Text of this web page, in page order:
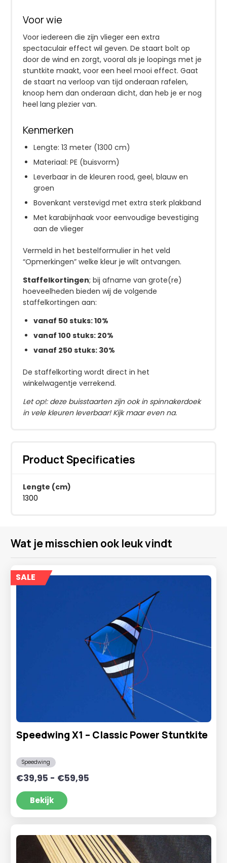
Voor wie
Voor iedereen die zijn vlieger een extra
spectaculair effect wil geven. De staart bolt op
door de wind en zorgt, vooral als je loopings met je
stuntkite maakt, voor een heel mooi effect. Gaat
de staart na verloop van tijd onderaan rafelen,
knoop hem dan onderaan dicht, dan heb je er nog
heel lang plezier van.
Kenmerken
Lengte: 13 meter (1300 cm)
Materiaal: PE (buisvorm)
Leverbaar in de kleuren rood, geel, blauw en
groen
Bovenkant verstevigd met extra sterk plakband
Met karabijnhaak voor eenvoudige bevestiging
aan de vlieger
Vermeld in het bestelformulier in het veld
“Opmerkingen” welke kleur je wilt ontvangen.
Staffelkortingen; bij afname van grote(re)
hoeveelheden bieden wij de volgende
staffelkortingen aan:
vanaf 50 stuks: 10%
vanaf 100 stuks: 20%
vanaf 250 stuks: 30%
De staffelkorting wordt direct in het
winkelwagentje verrekend.
Let op!: deze buisstaarten zijn ook in spinnakerdoek
in vele kleuren leverbaar! Kijk maar even na.
Product Specificaties
Lengte (cm)
1300
Wat je misschien ook leuk vindt
SALE
Speedwing X1 – Classic Power Stuntkite
Speedwing
€39,95 - €59,95Prijsklasse:
Bekijk